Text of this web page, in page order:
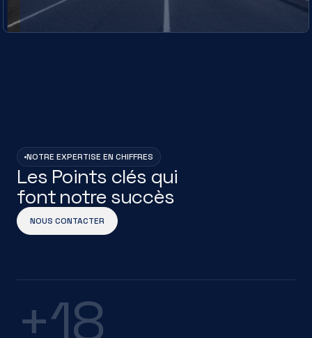
NOTRE EXPERTISE EN CHIFFRES
Les Points clés qui
font notre succès
NOUS CONTACTER
+18